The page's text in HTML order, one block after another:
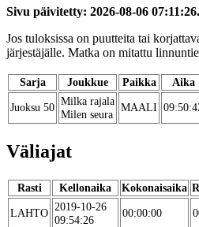
Sivu päivitetty: 2026-08-06
Jos tuloksissa on puutteita tai
järjestäjälle. Matka on mitattu
Sarja Joukkue Paikka Aika
Juoksu 50 Milka rajala
Milen seura
MAALI
Väliajat
Rasti Kellonaika Kokonaisaika
LAHTO 2019-10-26
09:54:26
00:00:00